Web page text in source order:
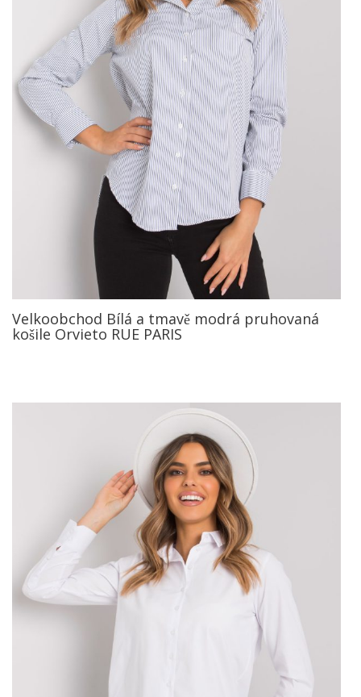
Velkoobchod Bílá a tmavě modrá pruhovaná
košile Orvieto RUE PARIS